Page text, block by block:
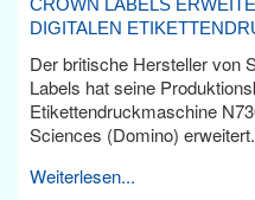
DIGITALEN
Der britische Hersteller von
Labels hat seine
Etikettendruckmaschine
Sciences (Domino) erweitert.
Weiterlesen...